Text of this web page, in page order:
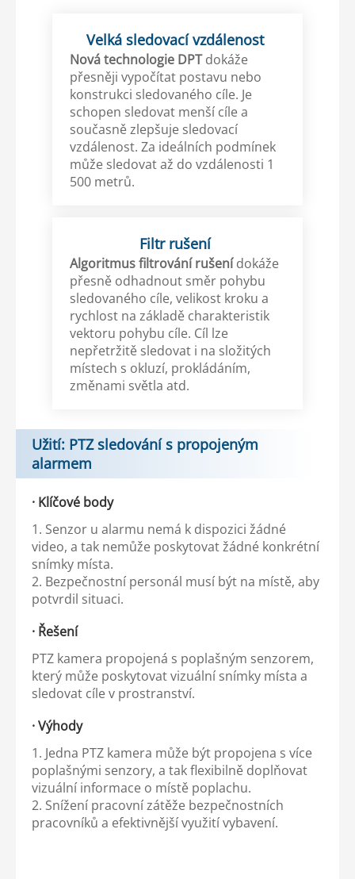
Velká sledovací vzdálenost
Nová technologie DPTdokáže
přesněji vypočítat postavu nebo
konstrukci sledovaného cíle. Je
schopen sledovat menší cíle a
současně zlepšuje sledovací
vzdálenost. Za ideálních podmínek
může sledovat až do vzdálenosti 1
500 metrů.
Filtr rušení
Algoritmus filtrování rušenídokáže
přesně odhadnout směr pohybu
sledovaného cíle, velikost kroku a
rychlost na základě charakteristik
vektoru pohybu cíle. Cíl lze
nepřetržitě sledovat i na složitých
místech s okluzí, prokládáním,
změnami světla atd.
Užití: PTZ sledování s propojeným
alarmem
· Klíčové body
1. Senzor u alarmu nemá k dispozici žádné
video, a tak nemůže poskytovat žádné konkrétní
snímky místa.
2. Bezpečnostní personál musí být na místě, aby
potvrdil situaci.
· Řešení
PTZ kamera propojená s poplašným senzorem,
který může poskytovat vizuální snímky místa a
sledovat cíle v prostranství.
· Výhody
1. Jedna PTZ kamera může být propojena s více
poplašnými senzory, a tak flexibilně doplňovat
vizuální informace o místě poplachu.
2. Snížení pracovní zátěže bezpečnostních
pracovníků a efektivnější využití vybavení.